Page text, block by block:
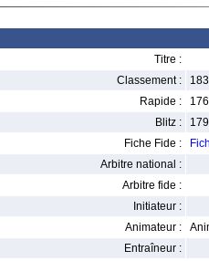
Titre :
Classement :
Rapide :
Blitz :
Fiche Fide :
Arbitre national :
Arbitre fide :
Initiateur :
Animateur :
Entraîneur :